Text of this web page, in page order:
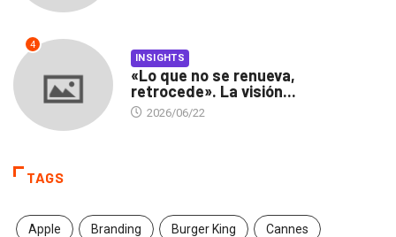
4
INSIGHTS
«Lo que no se renueva,
retrocede». La visión...
2026/06/22
TAGS
Apple Branding Burger King Cannes